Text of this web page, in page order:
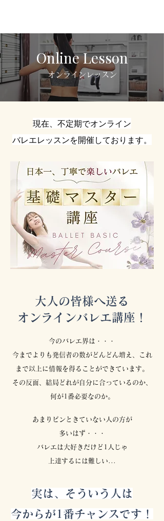
Online Lesson
オンラインレッスン
現在、不定期でオンライン
バレエレッスンを開催しております。
大人の皆様へ送る
オンラインバレエ講座！
今のバレエ界は・・・
今までよりも発信者の数がどんどん増え、これ
まで以上に情報を得ることができています。
その反面、結局どれが自分に合っているのか、
何が1番必要なのか。
あまりピンときていない人の方が
多いはず・・・
バレエは大好きだけど1人じゃ
上達するには難しい...
実は、そういう人は
今からが1番チャンスです！